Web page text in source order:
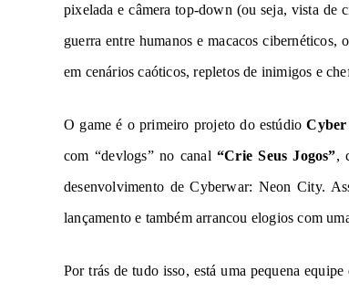
pixelada e câmera top-down (ou seja, vista de
guerra entre humanos e macacos
em cenários caóticos, repletos de inimigos e
O game é o primeiro projeto do estúdio
com “devlogs” no canal“Crie Seus Jogos”,
desenvolvimento deCyberwar: Neon City.
lançamento e também arrancou elogios com
Por trás de tudo isso, está uma pequena